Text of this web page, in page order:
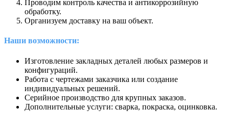
Проводим контроль качества и антикоррозийную
обработку.
Организуем доставку на ваш объект.
Наши возможности:
Изготовление закладных деталей любых размеров и
конфигураций.
Работа с чертежами заказчика или создание
индивидуальных решений.
Серийное производство для крупных заказов.
Дополнительные услуги: сварка, покраска, оцинковка.